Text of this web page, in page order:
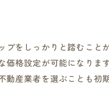
算方法とその対策
固定資産税の特徴と注意点
えるための控除制度
した売却戦略の立て方
をしっかりと踏むこ
格設定が可能になりま
産業者を選ぶことも